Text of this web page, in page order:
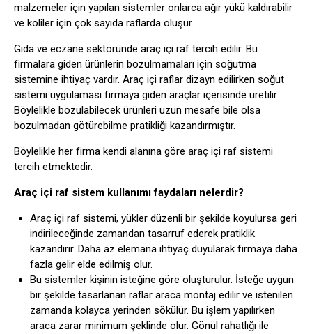
malzemeler için yapılan sistemler onlarca ağır yükü kaldırabilir
ve koliler için çok sayıda raflarda oluşur.
Gıda ve eczane sektöründe araç içi raf tercih edilir. Bu
firmalara giden ürünlerin bozulmamaları için soğutma
sistemine ihtiyaç vardır. Araç içi raflar dizayn edilirken soğut
sistemi uygulaması firmaya giden araçlar içerisinde üretilir.
Böylelikle bozulabilecek ürünleri uzun mesafe bile olsa
bozulmadan götürebilme pratikliği kazandırmıştır.
Böylelikle her firma kendi alanına göre araç içi raf sistemi
tercih etmektedir.
Araç içi raf sistem kullanımı faydaları nelerdir?
Araç içi raf sistemi, yükler düzenli bir şekilde koyulursa geri
indirileceğinde zamandan tasarruf ederek pratiklik
kazandırır. Daha az elemana ihtiyaç duyularak firmaya daha
fazla gelir elde edilmiş olur.
Bu sistemler kişinin isteğine göre oluşturulur. İsteğe uygun
bir şekilde tasarlanan raflar araca montaj edilir ve istenilen
zamanda kolayca yerinden sökülür. Bu işlem yapılırken
araca zarar minimum şeklinde olur. Gönül rahatlığı ile